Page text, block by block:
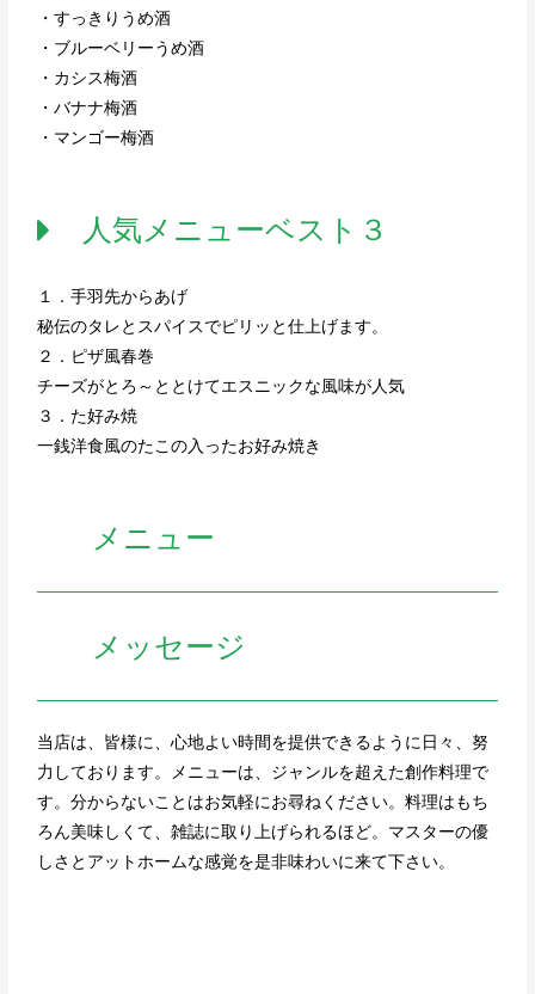
・すっきりうめ酒
・ブルーベリーうめ酒
・カシス梅酒
・バナナ梅酒
・マンゴー梅酒
人気メニューベスト３
１．手羽先からあげ
秘伝のタレとスパイスでピリッと仕上げます。
２．ピザ風春巻
チーズがとろ～ととけてエスニックな風味が人気
３．た好み焼
一銭洋食風のたこの入ったお好み焼き
メニュー
メッセージ
当店は、皆様に、心地よい時間を提供できるように日々、努
力しております。メニューは、ジャンルを超えた創作料理で
す。分からないことはお気軽にお尋ねください。料理はもち
ろん美味しくて、雑誌に取り上げられるほど。マスターの優
しさとアットホームな感覚を是非味わいに来て下さい。